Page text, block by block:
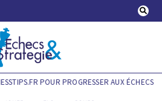
POUR PROGRESSER AUX ÉCHECS !